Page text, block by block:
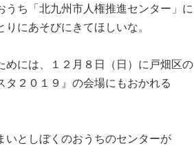
ち「北九州市人権推進センター」に
にあそびにきてほしいな。
めには、１２月８日（日）に戸畑区の
タ２０１９』の会場にもおかれる
いとしぼくのおうちのセンターが